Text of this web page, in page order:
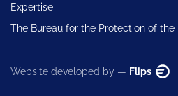
Expertise
The Bureau for the Protection of
Website developed by — Flips